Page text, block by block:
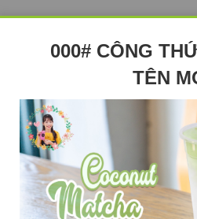
000# CÔNG
TÊN